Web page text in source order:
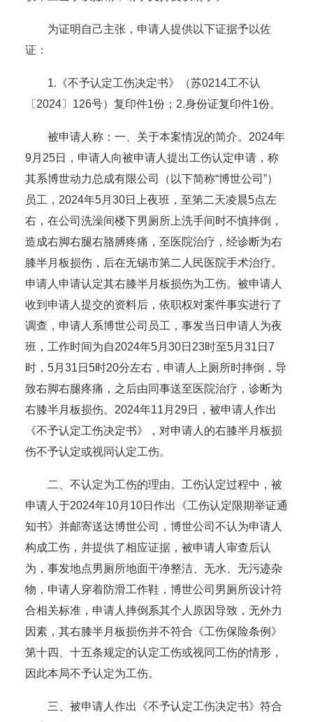
为证明自己主张，申请人提供以下证据予以佐
证：
1.《不予认定工伤决定书》（苏0214工不认
〔2024〕126号）复印件1份；2.身份证复印件1份。
被申请人称：一、关于本案情况的简介。2024年
9月25日，申请人向被申请人提出工伤认定申请，称
其系博世动力总成有限公司（以下简称“博世公司”）
员工，2024年5月30日上夜班，至第二天凌晨5点左
右，在公司洗澡间楼下男厕所上洗手间时不慎摔倒，
造成右脚右腿右胳膊疼痛，至医院治疗，经诊断为右
膝半月板损伤，后在无锡市第二人民医院手术治疗。
申请人申请认定其右膝半月板损伤为工伤。被申请人
收到申请人提交的资料后，依职权对案件事实进行了
调查，申请人系博世公司员工，事发当日申请人为夜
班，工作时间为自2024年5月30日23时至5月31日7
时，5月31日5时20分左右，申请人上厕所时摔倒，导
致右脚右腿疼痛，之后由同事送至医院治疗，诊断为
右膝半月板损伤。2024年11月29日，被申请人作出
《不予认定工伤决定书》，对申请人的右膝半月板损
伤不予认定或视同认定工伤。
二、不认定为工伤的理由。工伤认定过程中，被
申请人于2024年10月10日作出《工伤认定限期举证通
知书》并邮寄送达博世公司，博世公司不认为申请人
构成工伤，并提供了相应证据，被申请人审查后认
为，事发地点男厕所地面干净整洁、无水、无污迹杂
物，申请人穿着防滑工作鞋，博世公司男厕所设计符
合相关标准，申请人摔倒系其个人原因导致，无外力
因素，其右膝半月板损伤并不符合《工伤保险条例》
第十四、十五条规定的认定工伤或视同工伤的情形，
因此本局不予认定为工伤。
三、被申请人作出《不予认定工伤决定书》符合